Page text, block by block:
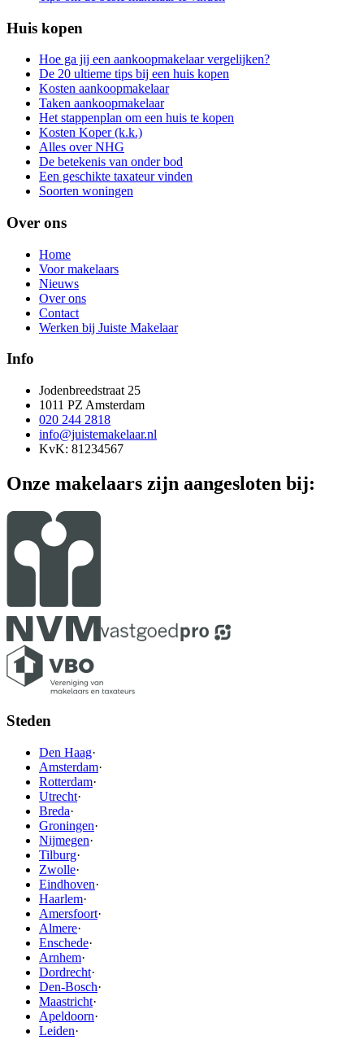
Huis kopen
Hoe ga jij een aankoopmakelaar vergelijken?
De 20 ultieme tips bij een huis kopen
Kosten aankoopmakelaar
Taken aankoopmakelaar
Het stappenplan om een huis te kopen
Kosten Koper (k.k.)
Alles over NHG
De betekenis van onder bod
Een geschikte taxateur vinden
Soorten woningen
Over ons
Home
Voor makelaars
Nieuws
Over ons
Contact
Werken bij Juiste Makelaar
Info
Jodenbreedstraat 25
1011 PZ Amsterdam
020 244 2818
info@juistemakelaar.nl
KvK: 81234567
Onze makelaars zijn aangesloten bij:
Steden
Den Haag·
Amsterdam·
Rotterdam·
Utrecht·
Breda·
Groningen·
Nijmegen·
Tilburg·
Zwolle·
Eindhoven·
Haarlem·
Amersfoort·
Almere·
Enschede·
Arnhem·
Dordrecht·
Den-Bosch·
Maastricht·
Apeldoorn·
Leiden·